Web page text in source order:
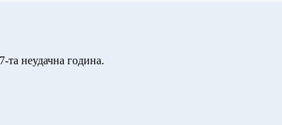
та неудачна година.